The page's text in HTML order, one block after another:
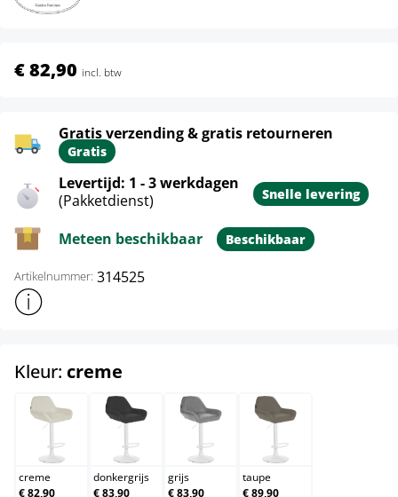
€ 82,90 incl. btw
Gratis verzending & gratis retourneren
Gratis
Levertijd: 1 - 3 werkdagen
(Pakketdienst)
Snelle levering
Meteen beschikbaar Beschikbaar
Artikelnummer: 314525
Toon meer productinformatie
Kleur: creme
creme
creme
€ 82,90
donkergrijs
donkergrijs
€ 83,90
grijs
grijs
€ 83,90
taupe
taupe
€ 89,90